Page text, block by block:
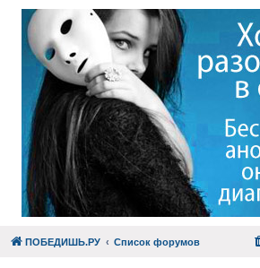
ПОБЕДИШЬ.РУ Список форумов